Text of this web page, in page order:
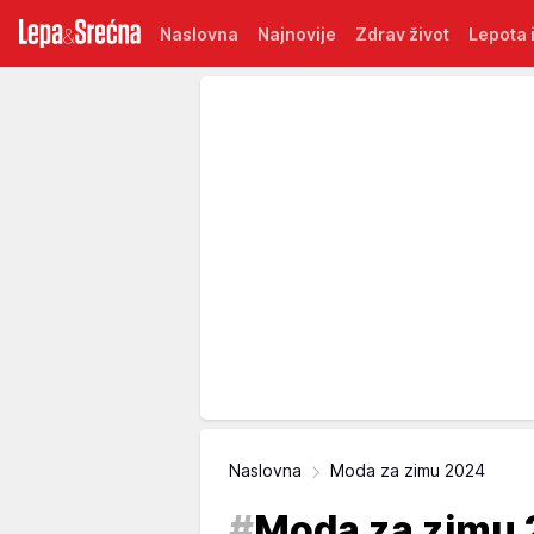
Naslovna Najnovije Zdrav život Lepota
Naslovna Moda za zimu 2024